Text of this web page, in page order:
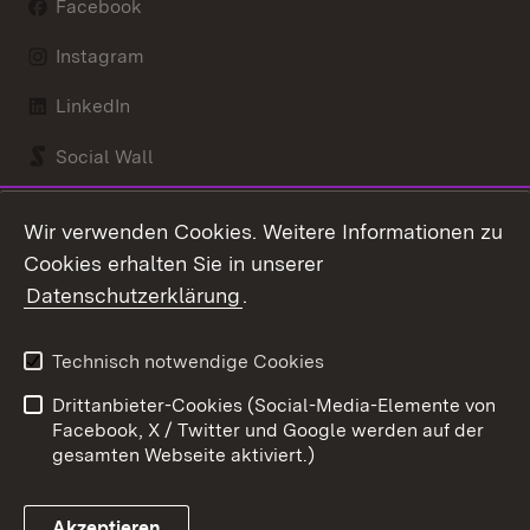
Facebook
Instagram
LinkedIn
Social Wall
Kontakt
Barrierefreiheit
Impressum
Cookies
Wir verwenden Cookies. Weitere Informationen zu
Cookies erhalten Sie in unserer
Datenschutzerklärung.
Technisch notwendige Cookies
Drittanbieter-Cookies (Social-Media-Elemente von
Facebook, X / Twitter und Google werden auf der
gesamten Webseite aktiviert.)